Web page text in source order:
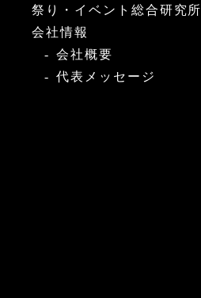
祭り・イベント総合研究所
会社情報
会社概要
代表メッセージ